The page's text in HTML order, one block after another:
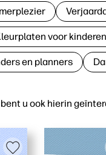
u ook hierin
voor kinderen
en planners